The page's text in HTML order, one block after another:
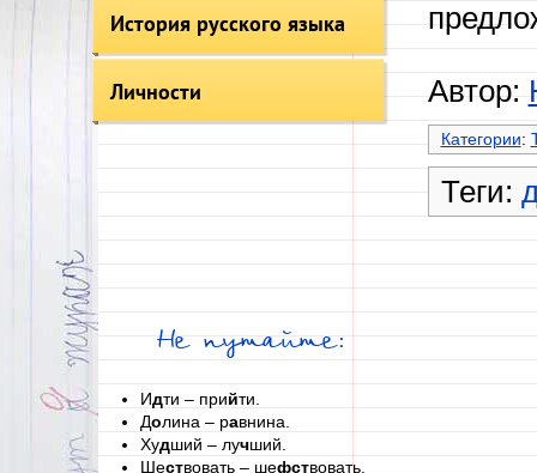
История русского языка
Личности
Не путайте:
Идти – прийти.
Долина – равнина.
Худший – лучший.
Шествовать – шефствовать.
Автор:
Категории:
Теги: